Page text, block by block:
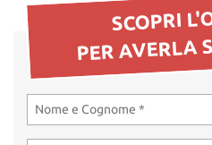
SCOPRI
PER AVERLA
Cookie necessari